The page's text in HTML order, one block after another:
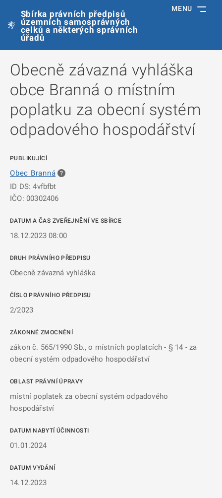
Sbírka právních předpisů
územních samosprávných
celků a některých správních
úřadů
MENU
Obecně závazná vyhláška
obce Branná o místním
poplatku za obecní systém
odpadového hospodářství
PUBLIKUJÍCÍ
Obec Branná
ID DS: 4vfbfbt
IČO: 00302406
DATUM A ČAS ZVEŘEJNĚNÍ VE SBÍRCE
18.12.2023 08:00
DRUH PRÁVNÍHO PŘEDPISU
Obecně závazná vyhláška
ČÍSLO PRÁVNÍHO PŘEDPISU
2/2023
ZÁKONNÉ ZMOCNĚNÍ
zákon č. 565/1990 Sb., o místních poplatcích - § 14 - za
obecní systém odpadového hospodářství
OBLAST PRÁVNÍ ÚPRAVY
místní poplatek za obecní systém odpadového
hospodářství
DATUM NABYTÍ ÚČINNOSTI
01.01.2024
DATUM VYDÁNÍ
14.12.2023